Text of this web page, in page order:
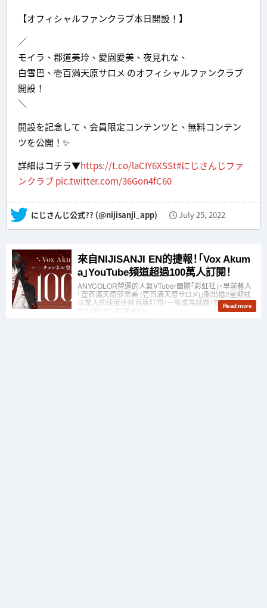
【オフィシャルファンクラブ本日開設！】
／
モイラ、郡道美玲、愛園愛美、夜見れな、
白雪巴、壱百満天原サロメ のオフィシャルファンクラブ
開設！
＼
開設を記念して、会員限定コンテンツと、無料コンテン
ツを公開！✨
詳細はコチラ▼https://t.co/laCIY6XSSt#にじさんじファ
ンクラブpic.twitter.com/36Gon4fC60
— にじさんじ公式?? (@nijisanji_app) July 25, 2022